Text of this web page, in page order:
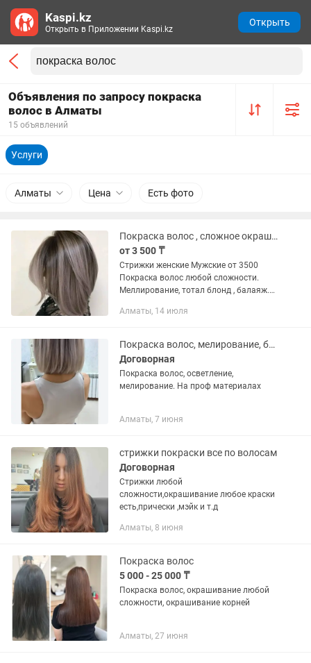
Объявления по запросу покраска
волос в Алматы
15 объявлений
Услуги
Алматы Цена Есть фото
Покраска волос , сложное окрашивание
от 3 500 ₸
Стрижки женские Мужские от 3500
Покраска волос любой сложности.
Меллирование, тотал блонд , балаяж.
месте. Уточняйте.
Алматы, 14 июля
Покраска волос, мелирование, балаяж, скрытое, эйр тач окрашивание.
Договорная
Покраска волос, осветление,
мелирование. На проф материалах
Алматы, 7 июня
стрижки покраски все по волосам
Договорная
Стрижки любой
сложности,окрашивание любое краски
есть,прически ,мэйк и т.д
Алматы, 8 июня
Покраска волос
5 000 - 25 000 ₸
Покраска волос, окрашивание любой
сложности, окрашивание корней
Алматы, 27 июня
Kaspi.kz
Открыть в Приложении Kaspi.kz
Открыть